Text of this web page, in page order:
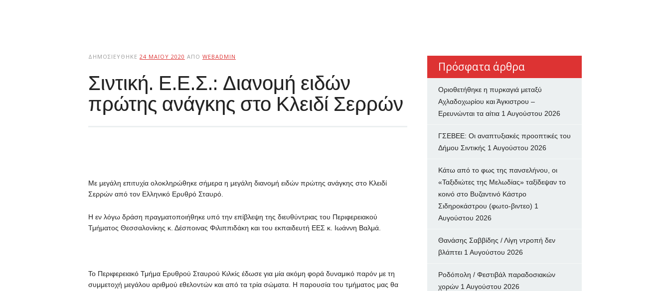
ΔΗΜΟΣΙΕΎΘΗΚΕ 24 ΜΑΪ́ΟΥ 2020 ΑΠΌ WEBADMIN
Σιντική. Ε.Ε.Σ.: Διανομή ειδών
πρώτης ανάγκης στο Κλειδί Σερρών
Με μεγάλη επιτυχία ολοκληρώθηκε σήμερα η μεγάλη διανομή ειδών πρώτης ανάγκης στο Κλειδί
Σερρών από τον Ελληνικό Ερυθρό Σταυρό.
Η εν λόγω δράση πραγματοποιήθηκε υπό την επίβλεψη της διευθύντριας του Περιφερειακού
Τμήματος Θεσσαλονίκης κ. Δέσποινας Φιλιππιδάκη και του εκπαιδευτή ΕΕΣ κ. Ιωάννη Βαλμά.
Το Περιφερειακό Τμήμα Ερυθρού Σταυρού Κιλκίς έδωσε για μία ακόμη φορά δυναμικό παρόν με τη
συμμετοχή μεγάλου αριθμού εθελοντών και από τα τρία σώματα. Η παρουσία του τμήματος μας θα
Πρόσφατα άρθρα
Οριοθετήθηκε η πυρκαγιά μεταξύ
Αχλαδοχωρίου και Άγκιστρου –
Ερευνώνται τα αίτια 1 Αυγούστου 2026
ΓΣΕΒΕΕ: Οι αναπτυξιακές προοπτικές του
Δήμου Σιντικής 1 Αυγούστου 2026
Κάτω από το φως της πανσελήνου, οι
«Ταξιδιώτες της Μελωδίας» ταξίδεψαν το
κοινό στο Βυζαντινό Κάστρο
Σιδηροκάστρου (φωτο-βιντεο) 1
Αυγούστου 2026
Θανάσης Σαββίδης / Λίγη ντροπή δεν
βλάπτει 1 Αυγούστου 2026
Ροδόπολη / Φεστιβάλ παραδοσιακών
χορών 1 Αυγούστου 2026